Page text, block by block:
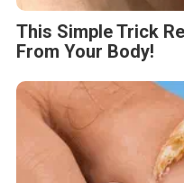
This Simple Trick
From Your Body!